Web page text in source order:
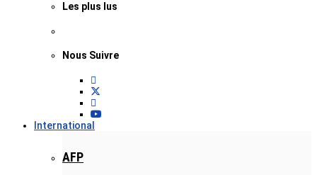
Les plus lus
Nous Suivre
International
AFP